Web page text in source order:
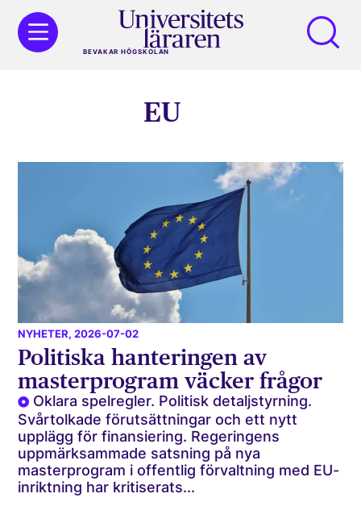
BEVAKAR HÖGSKOLAN
EU
NYHETER, 2026-07-02
Politiska hanteringen av
masterprogram väcker frågor
Oklara spelregler. Politisk detaljstyrning.
Svårtolkade förutsättningar och ett nytt
upplägg för finansiering. Regeringens
uppmärksammade satsning på nya
masterprogram i offentlig förvaltning med EU-
inriktning har kritiserats...